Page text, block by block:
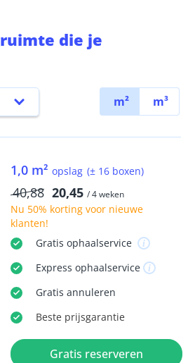
die je
m² m³
1,0 m² opslag (± 16 boxen)
40,88 20,45 / 4 weken
Nu 50% kortingvoor nieuwe
klanten!
Gratis ophaalservice
Express ophaalservice
Gratis annuleren
Beste prijsgarantie
Gratis reserveren